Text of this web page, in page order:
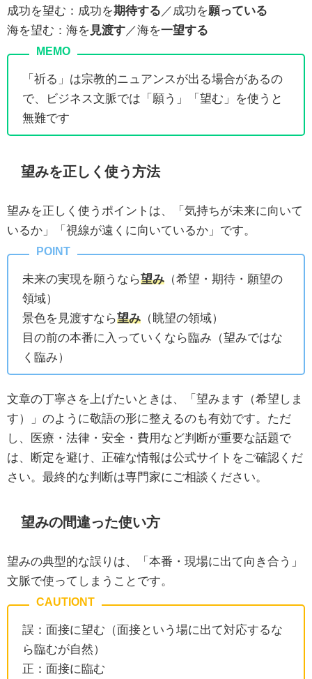
成功を望む：成功を期待する ／成功を 願っている
海を望む：海を 見渡す ／海を一望する
「祈る」は宗教的ニュアンスが出る場合があるの
で、ビジネス文脈では「願う」「望む」を使うと
無難です
望みを正しく使う方法
望みを正しく使うポイントは、「気持ちが未来に向いて
いるか」「視線が遠くに向いているか」です。
未来の実現を願うなら望み （希望・期待・願望の
領域）
景色を見渡すなら望み （眺望の領域）
目の前の本番に入っていくなら臨み（望みではな
く臨み）
文章の丁寧さを上げたいときは、「望みます（希望しま
す）」のように敬語の形に整えるのも有効です。ただ
し、医療・法律・安全・費用など判断が重要な話題で
は、断定を避け、正確な情報は公式サイトをご確認くだ
さい。最終的な判断は専門家にご相談ください。
望みの間違った使い方
望みの典型的な誤りは、「本番・現場に出て向き合う」
文脈で使ってしまうことです。
誤：面接に望む（面接という場に出て対応するな
ら臨むが自然）
正：面接に臨む